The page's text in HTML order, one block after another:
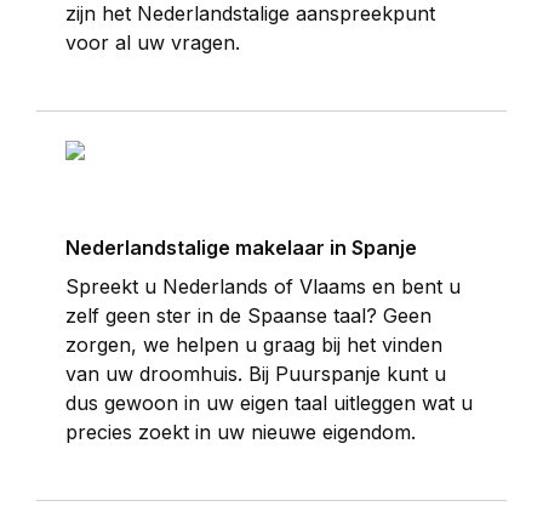
zijn het Nederlandstalige aanspreekpunt
voor al uw vragen.
Nederlandstalige makelaar in Spanje
Spreekt u Nederlands of Vlaams en bent u
zelf geen ster in de Spaanse taal? Geen
zorgen, we helpen u graag bij het vinden
van uw droomhuis. Bij Puurspanje kunt u
dus gewoon in uw eigen taal uitleggen wat u
precies zoekt in uw nieuwe eigendom.